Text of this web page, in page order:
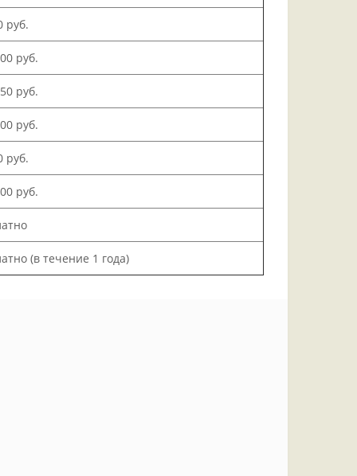
руб.
руб.
руб.
руб.
руб.
руб.
(в течение 1 года)